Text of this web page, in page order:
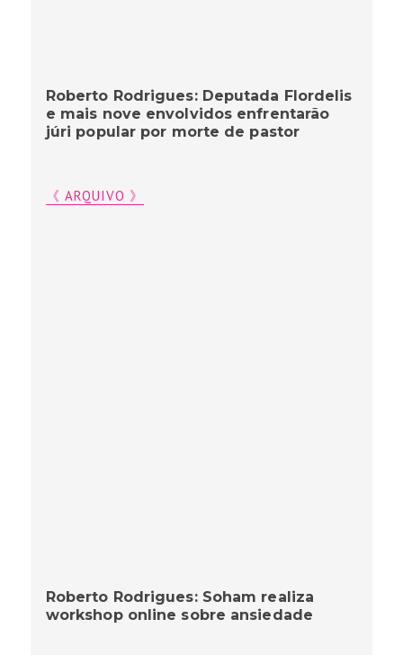
Roberto Rodrigues: Deputada Flordelis
e mais nove envolvidos enfrentarão
júri popular por morte de pastor
《 ARQUIVO 》
Roberto Rodrigues: Soham realiza
workshop online sobre ansiedade